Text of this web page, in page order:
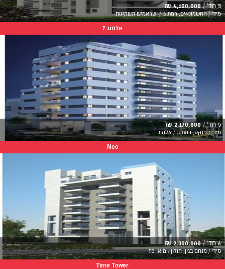
5 חד' / 4,100,000 ₪
מידי / החשמונאים, רמת גן / ישראמיש השקעות
אלמוג 7
5 חד' / 2,170,000 ₪
מידי / פנקס, רמת גן / אלמוג
Neo
6 חד' / 2,300,000 ₪
מידי / מנחם בגין, חולון / מ.א. פז
Time Tower